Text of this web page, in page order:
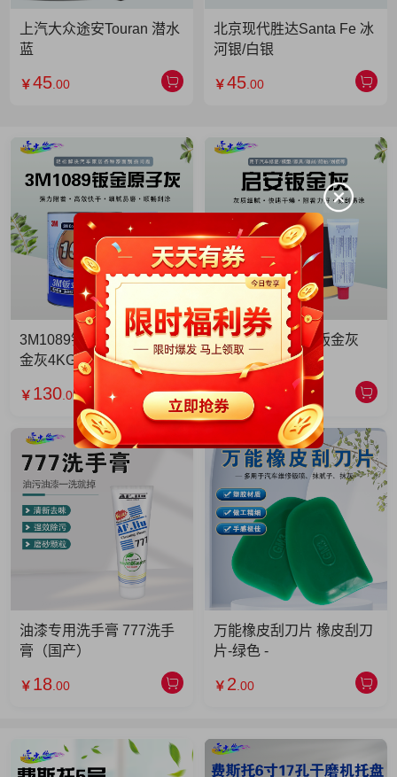
上汽大众途安Touran 潜水
蓝
￥45 .00
北京现代胜达Santa Fe 冰
河银/白银
￥45 .00
3M1089钣金灰 3M1089钣
金灰4KG 单罐
￥ 130 .00
启安钣金灰 启安钣金灰
2KG 单罐
￥49.90
油漆专用洗手膏 777洗手
膏（国产）
￥ 18 .00
万能橡皮刮刀片 橡皮刮刀
片-绿色 -
￥ 2 .00